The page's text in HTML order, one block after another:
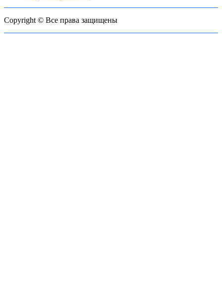
Copyright © Все права защищены